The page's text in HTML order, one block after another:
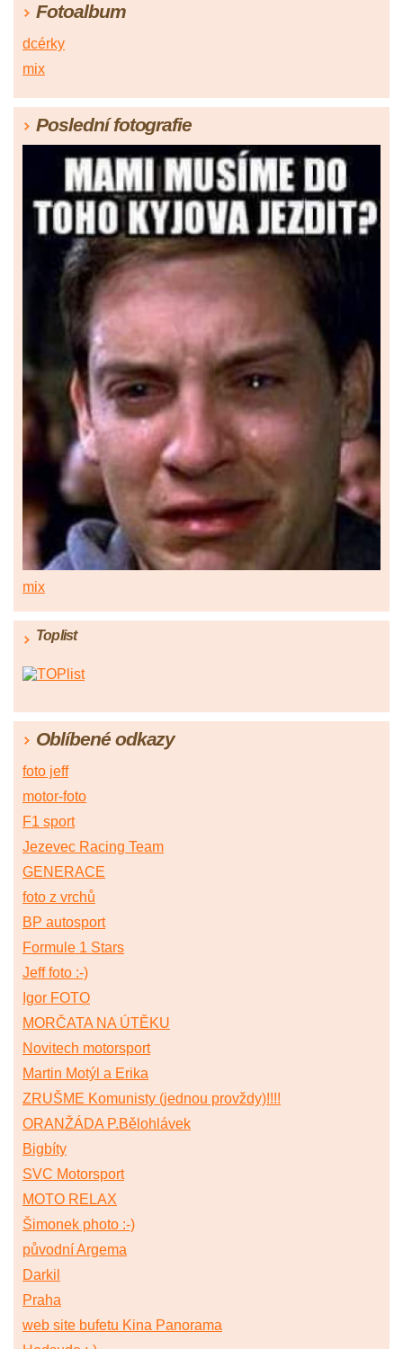
Fotoalbum
dcérky
mix
Poslední fotografie
mix
Toplist
Oblíbené odkazy
foto jeff
motor-foto
F1 sport
Jezevec Racing Team
GENERACE
foto z vrchů
BP autosport
Formule 1 Stars
Jeff foto :-)
Igor FOTO
MORČATA NA ÚTĚKU
Novitech motorsport
Martin Motýl a Erika
ZRUŠME Komunisty (jednou provždy)!!!!
ORANŽÁDA P.Bělohlávek
Bigbíty
SVC Motorsport
MOTO RELAX
Šimonek photo :-)
původní Argema
Darkil
Praha
web site bufetu Kina Panorama